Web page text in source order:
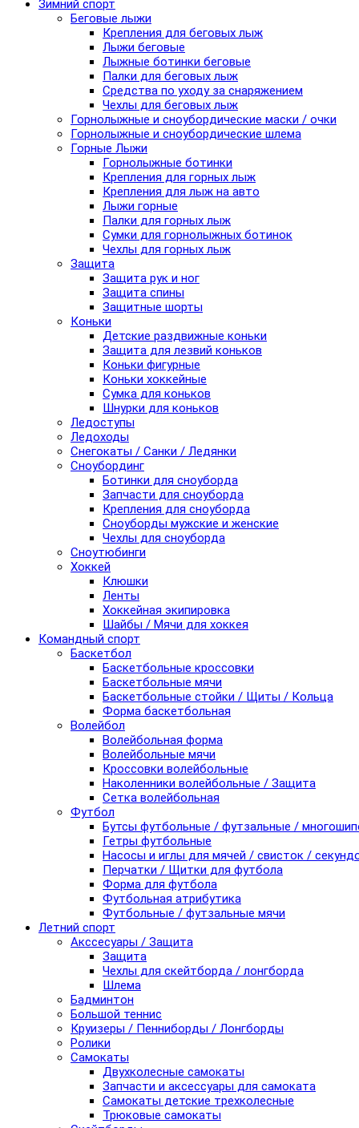
Зимний спорт
Беговые лыжи
Крепления для беговых лыж
Лыжи беговые
Лыжные ботинки беговые
Палки для беговых лыж
Средства по уходу за снаряжением
Чехлы для беговых лыж
Горнолыжные и сноубордические маски / очки
Горнолыжные и сноубордические шлема
Горные Лыжи
Горнолыжные ботинки
Крепления для горных лыж
Крепления для лыж на авто
Лыжи горные
Палки для горных лыж
Сумки для горнолыжных ботинок
Чехлы для горных лыж
Защита
Защита рук и ног
Защита спины
Защитные шорты
Коньки
Детские раздвижные коньки
Защита для лезвий коньков
Коньки фигурные
Коньки хоккейные
Сумка для коньков
Шнурки для коньков
Ледоступы
Ледоходы
Снегокаты / Санки / Ледянки
Сноубординг
Ботинки для сноуборда
Запчасти для сноуборда
Крепления для сноуборда
Сноуборды мужские и женские
Чехлы для сноуборда
Сноутюбинги
Хоккей
Клюшки
Ленты
Хоккейная экипировка
Шайбы / Мячи для хоккея
Командный спорт
Баскетбол
Баскетбольные кроссовки
Баскетбольные мячи
Баскетбольные стойки / Щиты / Кольца
Форма баскетбольная
Волейбол
Волейбольная форма
Волейбольные мячи
Кроссовки волейбольные
Наколенники волейбольные / Защита
Сетка волейбольная
Футбол
Бутсы футбольные / футзальные /
Гетры футбольные
Насосы и иглы для мячей / свисток /
Перчатки / Щитки для футбола
Форма для футбола
Футбольная атрибутика
Футбольные / футзальные мячи
Летний спорт
Акссесуары / Защита
Защита
Чехлы для скейтборда / лонгборда
Шлема
Бадминтон
Большой теннис
Круизеры / Пенниборды / Лонгборды
Ролики
Самокаты
Двухколесные самокаты
Запчасти и аксессуары для самоката
Самокаты детские трехколесные
Трюковые самокаты